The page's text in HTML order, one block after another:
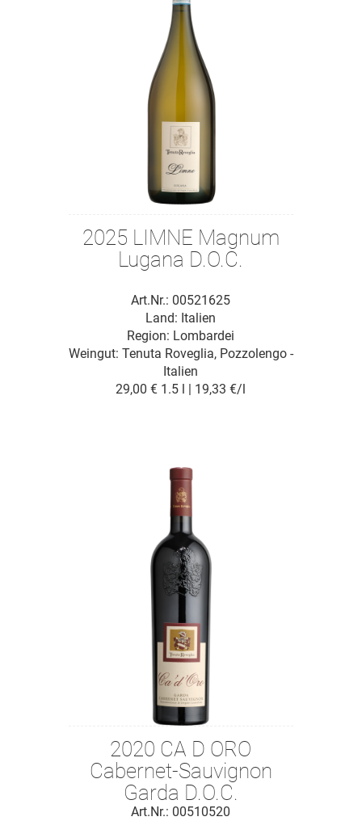
2025 LIMNE Magnum
Lugana D.O.C.
Art.Nr.: 00521625
Weingut: Tenuta Roveglia, Pozzolengo -
Italien
Region: Lombardei
Land: Italien
29,00 € 1.5 l | 19,33 €/l
2020 CA D ORO
Cabernet-Sauvignon
Garda D.O.C.
Art.Nr.: 00510520